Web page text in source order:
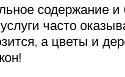
содержание
часто
а цветы и